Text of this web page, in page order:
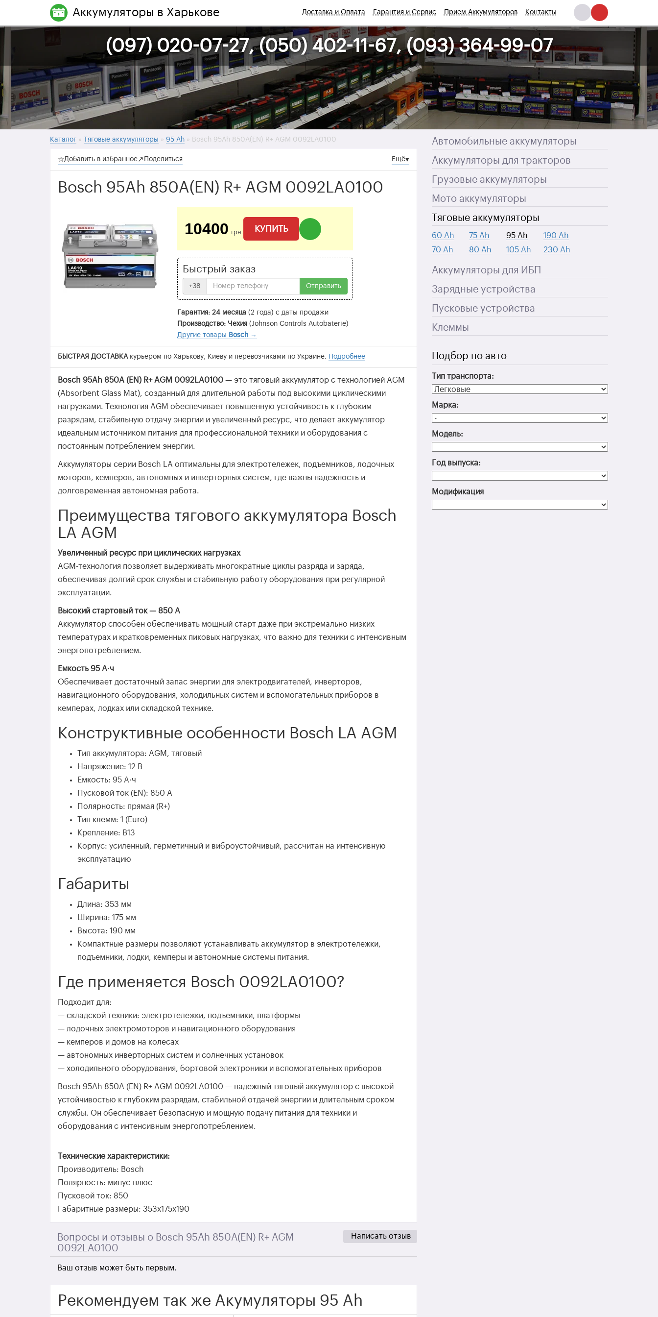
(097) 020-07-27, (050) 402-11-67, (093) 364-99-07
Каталог » Тяговые аккумуляторы » 95 Ah » Bosch 95Ah 850A(EN) R+ AGM 0092LA0100
☆Добавить в избранное↗ Поделиться Ещё▾
Bosch 95Ah 850A(EN) R+ AGM 0092LA0100
10400 грн. КУПИТЬ
Быстрый заказ
+38 Отправить
Гарантия: 24 месяца (2 года) с даты продажи
Производство: Чехия (Johnson Controls Autobaterie)
Другие товары Bosch →
БЫСТРАЯ ДОСТАВКАкурьером по Харькову, Киеву и перевозчиками по Украине. Подробнее
Bosch 95Ah 850A (EN) R+ AGM 0092LA0100 — это тяговый аккумулятор с технологией AGM
(Absorbent Glass Mat), созданный для длительной работы под высокими циклическими
нагрузками. Технология AGM обеспечивает повышенную устойчивость к глубоким
разрядам, стабильную отдачу энергии и увеличенный ресурс, что делает аккумулятор
идеальным источником питания для профессиональной техники и оборудования с
постоянным потреблением энергии.
Аккумуляторы серии Bosch LA оптимальны для электротележек, подъемников, лодочных
моторов, кемперов, автономных и инверторных систем, где важны надежность и
долговременная автономная работа.
Преимущества тягового аккумулятора Bosch
LA AGM
Увеличенный ресурс при циклических нагрузках
AGM-технология позволяет выдерживать многократные циклы разряда и заряда,
обеспечивая долгий срок службы и стабильную работу оборудования при регулярной
эксплуатации.
Высокий стартовый ток — 850 А
Аккумулятор способен обеспечивать мощный старт даже при экстремально низких
температурах и кратковременных пиковых нагрузках, что важно для техники с интенсивным
энергопотреблением.
Емкость 95 А·ч
Обеспечивает достаточный запас энергии для электродвигателей, инверторов,
навигационного оборудования, холодильных систем и вспомогательных приборов в
кемперах, лодках или складской технике.
Конструктивные особенности Bosch LA AGM
Тип аккумулятора: AGM, тяговый
Напряжение: 12 В
Емкость: 95 А·ч
Пусковой ток (EN): 850 А
Полярность: прямая (R+)
Тип клемм: 1 (Euro)
Крепление: B13
Корпус: усиленный, герметичный и виброустойчивый, рассчитан на интенсивную
эксплуатацию
Габариты
Длина: 353 мм
Ширина: 175 мм
Высота: 190 мм
Компактные размеры позволяют устанавливать аккумулятор в электротележки,
подъемники, лодки, кемперы и автономные системы питания.
Где применяется Bosch 0092LA0100?
Подходит для:
— складской техники: электротележки, подъемники, платформы
— лодочных электромоторов и навигационного оборудования
— кемперов и домов на колесах
— автономных инверторных систем и солнечных установок
— холодильного оборудования, бортовой электроники и вспомогательных приборов
Bosch 95Ah 850A (EN) R+ AGM 0092LA0100 — надежный тяговый аккумулятор с высокой
устойчивостью к глубоким разрядам, стабильной отдачей энергии и длительным сроком
службы. Он обеспечивает безопасную и мощную подачу питания для техники и
оборудования с интенсивным энергопотреблением.
Технические характеристики:
Производитель: Bosch
Полярность: минус-плюс
Пусковой ток: 850
Габаритные размеры: 353x175x190
Написать отзыв
Вопросы и отзывы о Bosch 95Ah 850A(EN) R+ AGM
0092LA0100
Ваш отзыв может быть первым.
Рекомендуем так же Акумуляторы 95 Ah
Автомобильные аккумуляторы
Аккумуляторы для тракторов
Грузовые аккумуляторы
Мото аккумуляторы
Тяговые аккумуляторы
60 Ah
70 Ah
75 Ah
80 Ah
95 Ah
105 Ah
190 Ah
230 Ah
Аккумуляторы для ИБП
Зарядные устройства
Пусковые устройства
Клеммы
Подбор по авто
Тип транспорта:
Марка:
Модель:
Год выпуска:
Модификация
Аккумуляторы в Харькове Доставка и Оплата Гарантия и Сервис Прием Аккумуляторов Контакты